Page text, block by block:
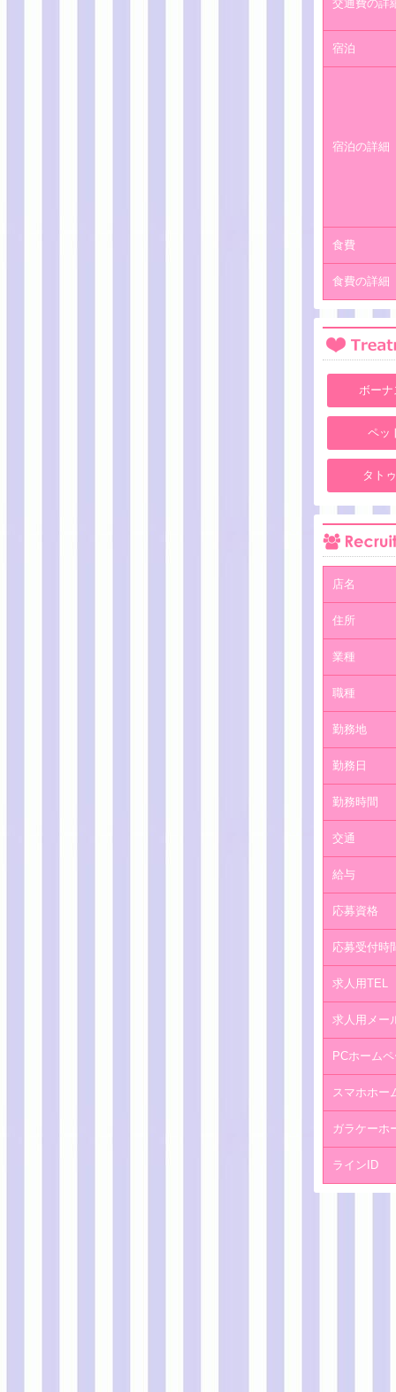
交通費の詳
宿泊
宿泊の詳細
食費
食費の詳細
ボーナ
ペッ
タト
店名
住所
業種
職種
勤務地
勤務日
勤務時間
交通
給与
応募資格
応募受付時
求人用TEL
求人用メー
PCホーム
スマホホー
ガラケーホ
ラインID